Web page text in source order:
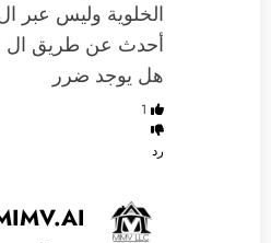
هل يوجد ضرر
1
رد